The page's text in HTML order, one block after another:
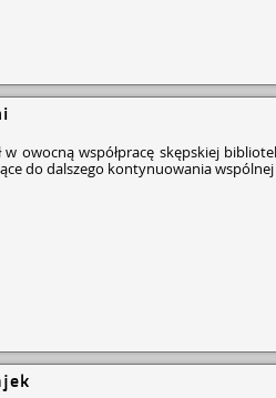
owocną współpracę skępskiej
do dalszego kontynuowania